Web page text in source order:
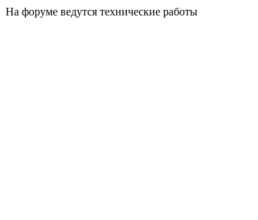
На форуме ведутся технические работы